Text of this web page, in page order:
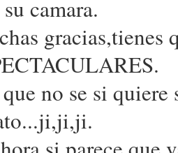
camara.
gracias,tienes
no se si